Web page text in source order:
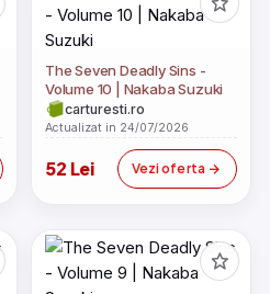
The Seven Deadly Sins -
Volume 10 | Nakaba Suzuki
carturesti.ro
Actualizat in 24/07/2026
52 Lei Vezi oferta